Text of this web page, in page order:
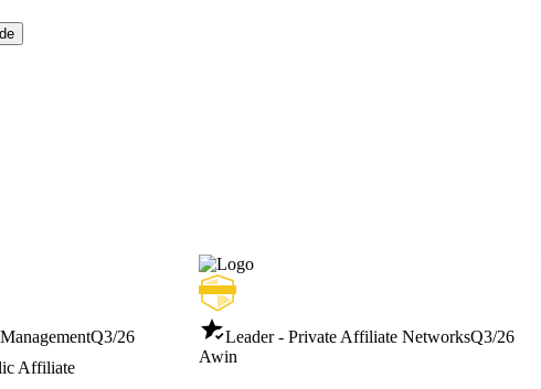
Q3/26
Affiliate
Leader - Private Affiliate NetworksQ3/26
Awin